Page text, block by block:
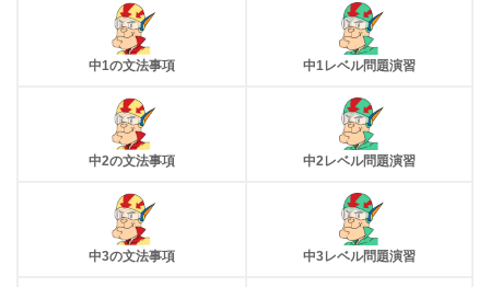
中1の文法事項 中1レベル問題演習
中2の文法事項 中2レベル問題演習
中3の文法事項 中3レベル問題演習